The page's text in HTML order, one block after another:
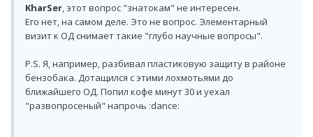
KharSer , этот вопрос "знатокам" не интересен.
Его нет, на самом деле. Это не вопрос. Элементарный
визит к ОД снимает такие "глубо научные вопросы".
P.S. Я, например, разбивал пластиковую защиту в районе
бензобака. Дотащился с этими лохмотьями до
ближайшего ОД. Попил кофе минут 30 и уехал
"развопросеный" напрочь :dance: